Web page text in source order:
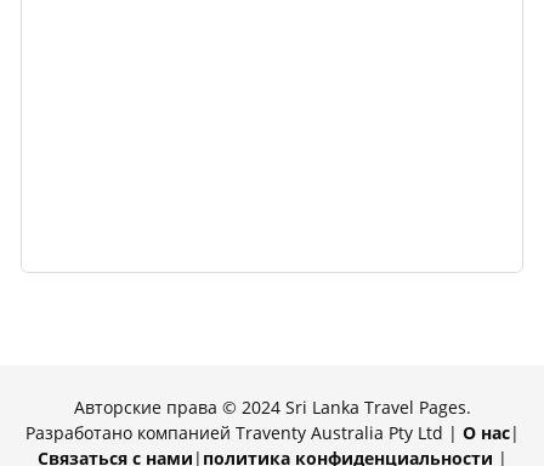
Авторские права © 2024 Sri Lanka Travel Pages.
Разработано компанией Traventy Australia Pty Ltd | О нас|
Связаться с нами | политика конфиденциальности |